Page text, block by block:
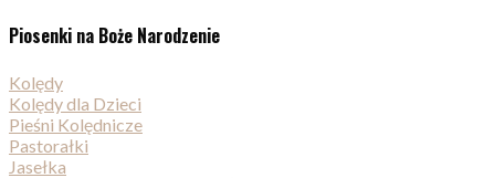
Piosenki na Boże Narodzenie
Kolędy
Kolędy dla Dzieci
Pieśni Kolędnicze
Pastorałki
Jasełka